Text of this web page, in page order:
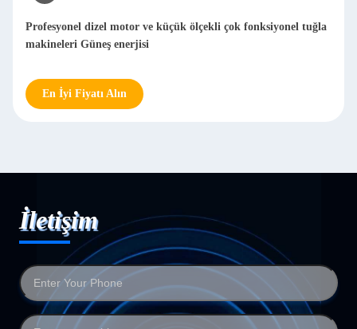
tuğla
Otomatik metal cilalama makinesini silmek,
cilalama paslanmaz çelik metal cilalama ağı 20-
En İyi Fiyatı Alın
İletişim